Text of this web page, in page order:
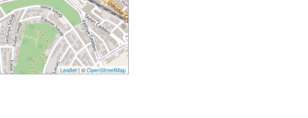
Leaflet | ©OpenStreetMap